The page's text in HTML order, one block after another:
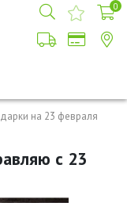
0
на 23 февраля
с 23